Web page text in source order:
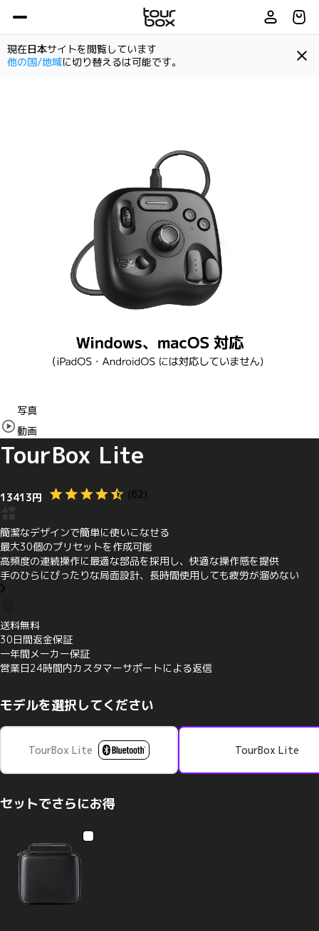
現在日本サイトを閲覧しています
他の国/地域に切り替えるは可能です。
Item
1
of
8
写真
動画
TourBox Lite
13413円
簡潔なデザインで簡単に使いこなせる
最大30個のプリセットを作成可能
高頻度の連続操作に最適な部品を採用し、快適な操作感を提供
手のひらにぴったりな局面設計、長時間使用しても疲労が溜めない
送料無料
30日間返金保証
一年間メーカー保証
営業日24時間内カスタマーサポートによる返信
モデルを選択してください
TourBox Lite TourBox Lite
セットでさらにお得